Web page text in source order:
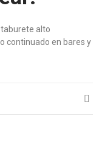
alto
continuado en bares y